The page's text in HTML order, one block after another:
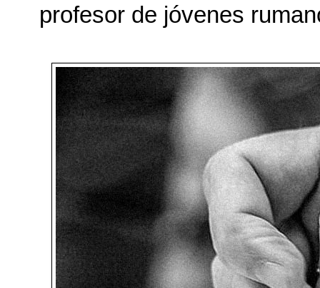
profesor de jóvenes